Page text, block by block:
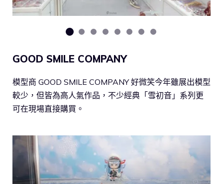
GOOD SMILE COMPANY
模型商 GOOD SMILE COMPANY 好微笑今年雖展出模型
較少，但皆為高人氣作品，不少經典「雪初音」系列更
可在現場直接購買。